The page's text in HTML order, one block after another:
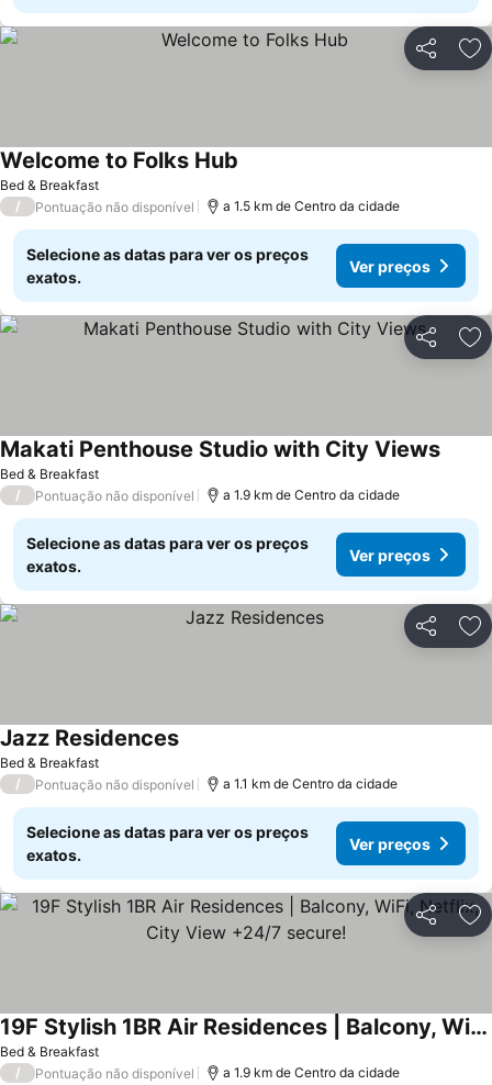
Partilhar
Bed & Breakfast
Welcome to Folks Hub
/ Pontuação não disponível a 1.5 km de Centro da cidade
Selecione as datas para ver os preços
exatos.
Ver preços
Partilhar
Bed & Breakfast
Makati Penthouse Studio with City Views
/ Pontuação não disponível a 1.9 km de Centro da cidade
Selecione as datas para ver os preços
exatos.
Ver preços
Partilhar
Bed & Breakfast
Jazz Residences
/ Pontuação não disponível a 1.1 km de Centro da cidade
Selecione as datas para ver os preços
exatos.
Ver preços
Partilhar
Bed & Breakfast
19F Stylish 1BR Air Residences | Balcony, WiFi, Netflix, City View +24/7 secure!
/ Pontuação não disponível a 1.9 km de Centro da cidade